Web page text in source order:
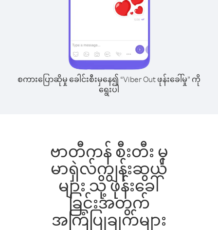
စကားပြောဆိုမှု ခေါင်းစီးမှနေ၍ “Viber Out ဖုန်းခေါ်မှု” ကို
ရွေးပါ
ဗာတီကန် စီးတီး မှ
မာရှဲလ်ကျွန်းဆွယ်
များ သို့ ဖုန်းခေါ်
ခြင်းအတွက်
အကြံပြုချက်များ